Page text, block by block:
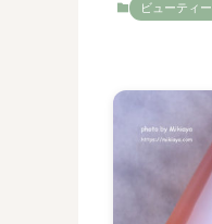
ビューティー